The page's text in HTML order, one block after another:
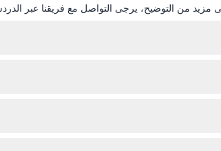
من التوضيح، يرجى التواصل مع فريقنا عبر